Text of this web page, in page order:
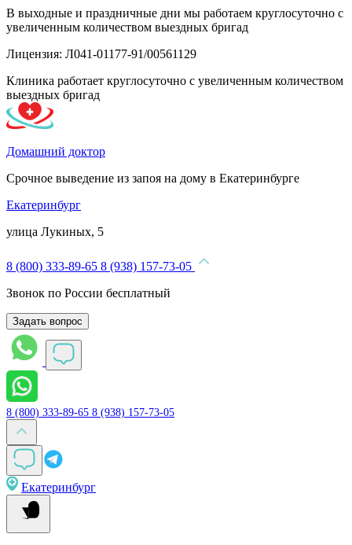
В выходные и праздничные дни мы работаем круглосуточно с
увеличенным количеством выездных бригад
Лицензия: Л041-01177-91/00561129
Клиника работает круглосуточно с увеличенным количеством
выездных бригад
Домашний доктор
Срочное выведение из запоя на дому в Екатеринбурге
Екатеринбург
улица Лукиных, 5
8 (800) 333-89-65 8 (938) 157-73-05
Звонок по России бесплатный
Задать вопрос
8 (800) 333-89-65 8 (938) 157-73-05
Екатеринбург